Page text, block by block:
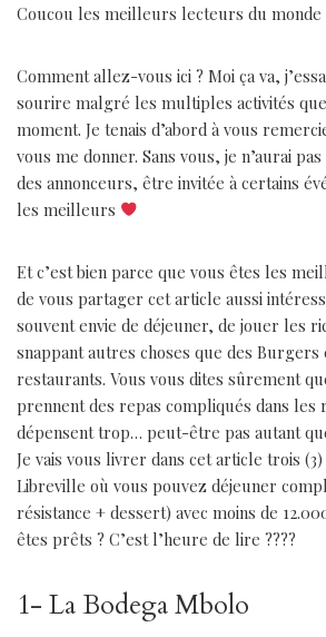
Coucou les meilleurs lecteurs du monde
Comment allez-vous ici ? Moi ça va,
sourire malgré les multiples activités
moment. Je tenais d’abord à vous
vous me donner. Sans vous, je n’aurai
des annonceurs, être invitée à certains
les meilleurs
Et c’est bien parce que vous êtes les
de vous partager cet article aussi
souvent envie de déjeuner, de jouer les
snappant autres choses que des Burgers
restaurants. Vous vous dites sûrement
prennent des repas compliqués dans les
dépensent trop… peut-être pas autant
Je vais vous livrer dans cet article trois
Libreville où vous pouvez déjeuner
résistance + dessert) avec moins de
êtes prêts ? C’est l’heure de lire ????
1- La Bodega Mbolo